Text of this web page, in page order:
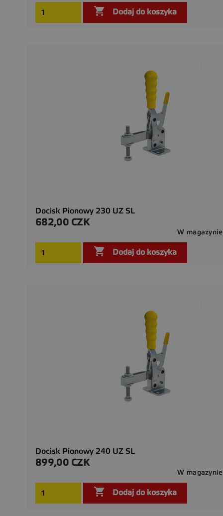
 Dodaj do koszyka
Docisk Pionowy 230 UZ SL
Cena
682,00 CZK
W magazynie
 Dodaj do koszyka
Docisk Pionowy 240 UZ SL
Cena
899,00 CZK
W magazynie
 Dodaj do koszyka